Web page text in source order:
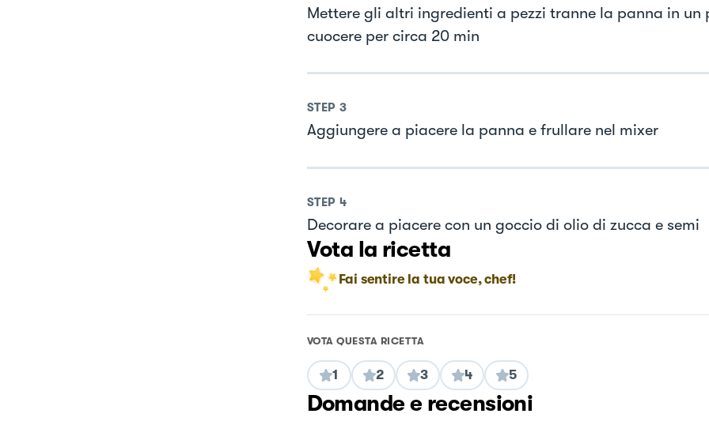
Mettere gli altri ingredienti a pezzi tranne la panna in un
cuocere per circa 20 min
STEP 3
Aggiungere a piacere la panna e frullare nel mixer
STEP 4
Decorare a piacere con un goccio di olio di zucca e semi
Vota la ricetta
Fai sentire la tua voce, chef!
VOTA QUESTA RICETTA
1 2 3 4 5
Domande e recensioni